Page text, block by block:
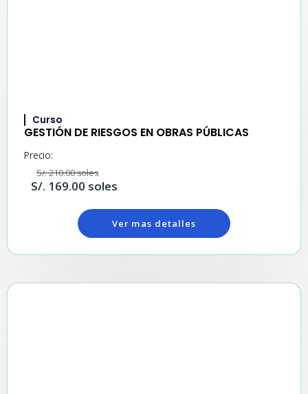
Curso
GESTIÓN DE RIESGOS EN OBRAS PÚBLICAS
Precio:
S/. 210.00 soles
S/. 169.00 soles
Ver mas detalles